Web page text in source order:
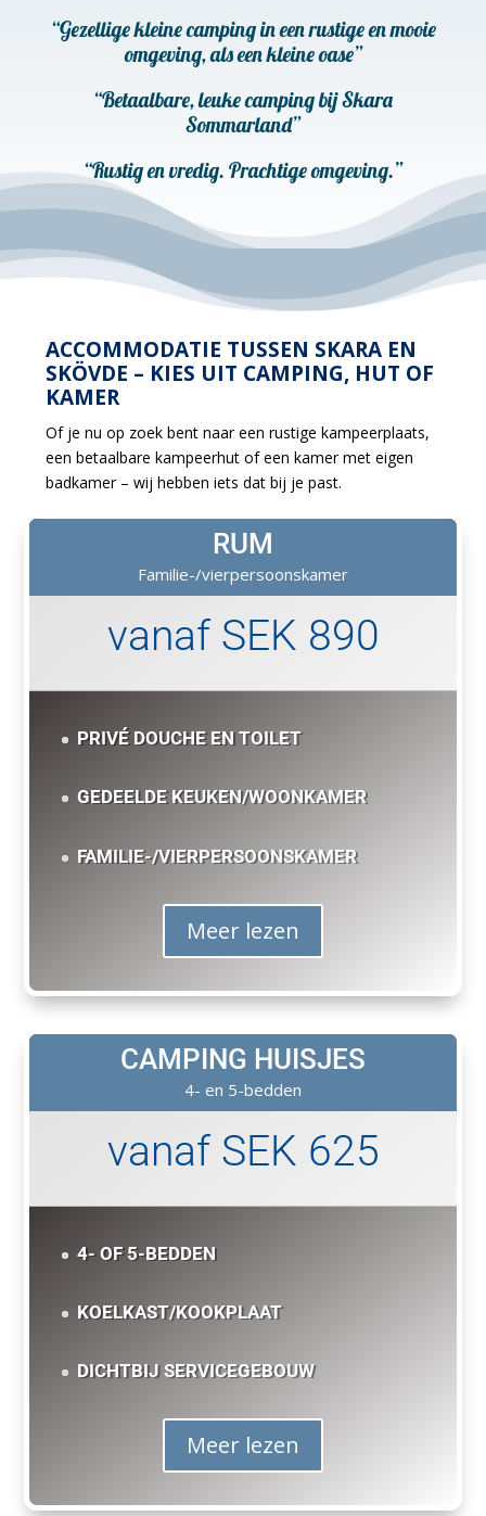
“Gezellige kleine camping in een rustige en mooie
omgeving, als een kleine oase”
“Betaalbare, leuke camping bij Skara
Sommarland”
“Rustig en vredig. Prachtige omgeving.”
ACCOMMODATIE TUSSEN SKARA EN
SKÖVDE – KIES UIT CAMPING, HUT OF
KAMER
Of je nu op zoek bent naar een rustige kampeerplaats,
een betaalbare kampeerhut of een kamer met eigen
badkamer – wij hebben iets dat bij je past.
RUM
Familie-/vierpersoonskamer
vanaf SEK 890
PRIVÉ DOUCHE EN TOILET
GEDEELDE KEUKEN/WOONKAMER
FAMILIE-/VIERPERSOONSKAMER
Meer lezen
CAMPING HUISJES
4- en 5-bedden
vanaf SEK 625
4- OF 5-BEDDEN
KOELKAST/KOOKPLAAT
DICHTBIJ SERVICEGEBOUW
Meer lezen